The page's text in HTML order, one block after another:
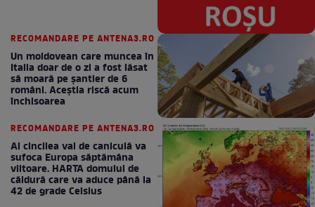
RECOMANDARE PE ANTENA3.RO
Un moldovean care muncea în
Italia doar de o zi a fost lăsat
să moară pe şantier de 6
români. Aceștia riscă acum
închisoarea
RECOMANDARE PE ANTENA3.RO
Al cincilea val de caniculă va
sufoca Europa săptămâna
viitoare. HARTA domului de
căldură care va aduce până la
42 de grade Celsius